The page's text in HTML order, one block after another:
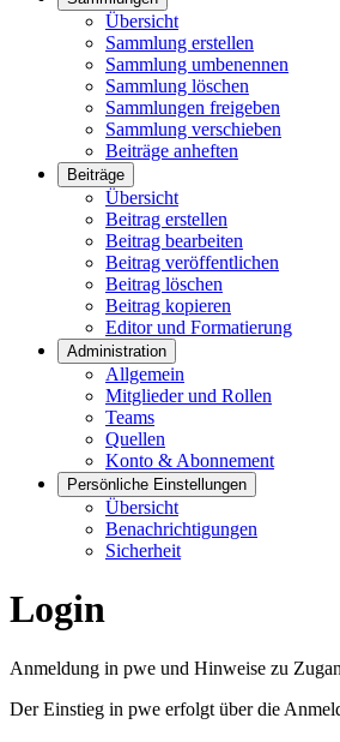
Übersicht
Sammlung erstellen
Sammlung umbenennen
Sammlung löschen
Sammlungen freigeben
Sammlung verschieben
Beiträge anheften
Beiträge
Übersicht
Beitrag erstellen
Beitrag bearbeiten
Beitrag veröffentlichen
Beitrag löschen
Beitrag kopieren
Editor und Formatierung
Administration
Allgemein
Mitglieder und Rollen
Teams
Quellen
Konto & Abonnement
Persönliche Einstellungen
Übersicht
Benachrichtigungen
Sicherheit
Login
Anmeldung in pwe und Hinweise zu
Der Einstieg in pwe erfolgt über die